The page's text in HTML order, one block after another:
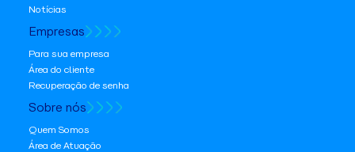
Notícias
Empresas
Para sua empresa
Área do cliente
Recuperação de senha
Sobre nós
Quem Somos
Área de Atuação